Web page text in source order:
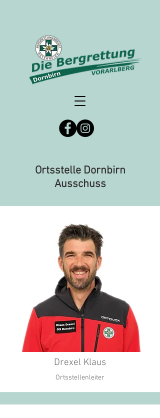
Ortsstelle Dornbirn
Ausschuss
Drexel Klaus
Ortsstellenleiter